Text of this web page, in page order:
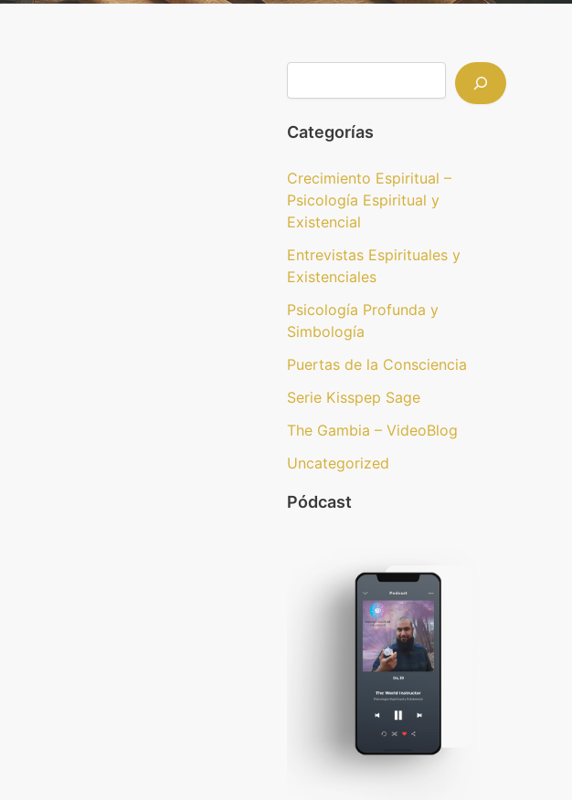
Categorías
Crecimiento Espiritual –
Psicología Espiritual y
Existencial
Entrevistas Espirituales y
Existenciales
Psicología Profunda y
Simbología
Puertas de la Consciencia
Serie Kisspep Sage
The Gambia – VideoBlog
Uncategorized
Pódcast